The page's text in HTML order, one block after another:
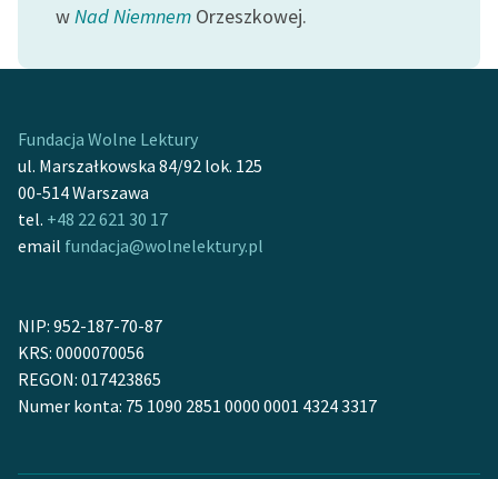
Deklaracja dostępności
wNad Niemnem Orzeszkowej.
Fundacja Wolne Lektury
ul. Marszałkowska 84/92 lok. 125
00-514 Warszawa
tel. +48 22 621 30 17
email fundacja@wolnelektury.pl
NIP: 952-187-70-87
KRS: 0000070056
REGON: 017423865
Numer konta: 75 1090 2851 0000 0001 4324 3317